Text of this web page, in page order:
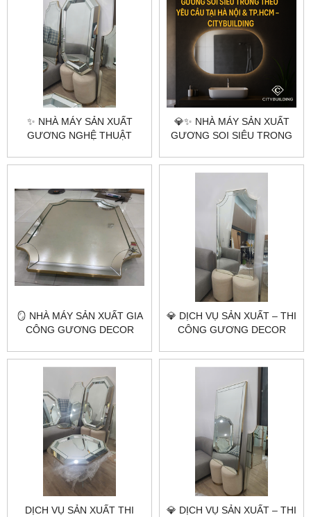
✨ NHÀ MÁY SẢN XUẤT
GƯƠNG NGHỆ THUẬT
CITYBUILDING – GƯƠNG
TP.HCM
💎✨ NHÀ MÁY SẢN XUẤT
GƯƠNG SOI SIÊU TRONG
& TP.HCM – CITYBUILDING
🪞 NHÀ MÁY SẢN XUẤT GIA
CÔNG GƯƠNG DECOR
HCM | CITYBUILDING
💎 DỊCH VỤ SẢN XUẤT – THI
CÔNG GƯƠNG DECOR
MIỆN CITYBUILDING
DỊCH VỤ SẢN XUẤT THI
💎 DỊCH VỤ SẢN XUẤT – THI